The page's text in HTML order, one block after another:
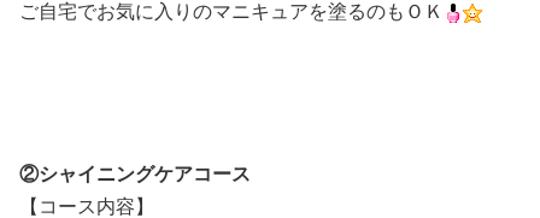
ご自宅でお気に入りのマニキュアを塗るのもＯＫ
②シャイニングケアコース
【コース内容】